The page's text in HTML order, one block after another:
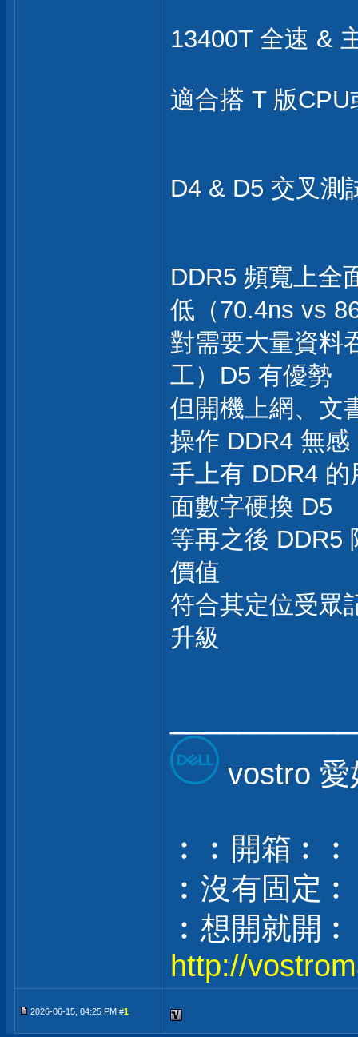
13400T 全速 &
適合搭 T 版
D4 & D5 交叉測
DDR5 頻寬上全
低（70.4ns vs
對需要大量資料
工）D5 有優勢
但開機上網、文
操作 DDR4 無感
手上有 DDR4
面數字硬換 D5
等再之後 DDR5
價值
符合其定位受眾
升級
vostro
︰︰開箱︰︰
︰沒有固定︰
︰想開就開︰
http://
2026-06-15, 04:25 PM #1